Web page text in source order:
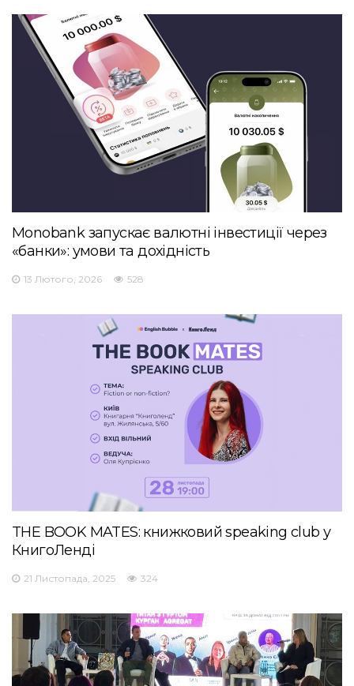
Monobank запускає валютні інвестиції через
«банки»: умови та дохідність
13 Лютого, 2026 528
THE BOOK MATES: книжковий speaking club у
КнигоЛенді
21 Листопада, 2025 324